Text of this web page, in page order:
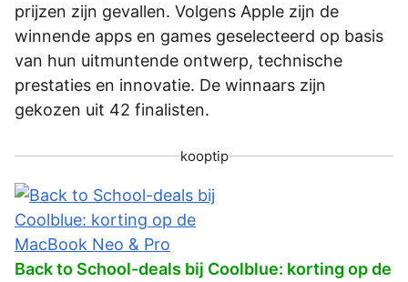
prijzen zijn gevallen. Volgens Apple zijn de
winnende apps en games geselecteerd op basis
van hun uitmuntende ontwerp, technische
prestaties en innovatie. De winnaars zijn
gekozen uit 42 finalisten.
kooptip
Back to School-deals bij Coolblue: korting op de